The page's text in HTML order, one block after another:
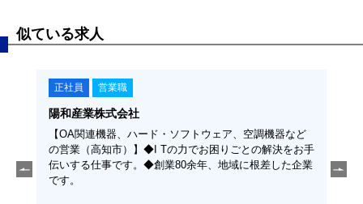
似ている求人
正社員 営業職
陽和産業株式会社
【OA関連機器、ハード・ソフトウェア、空調機器など
の営業（高知市）】◆I Tの力でお困りごとの解決をお手
伝いする仕事です。◆創業80余年、地域に根差した企業
です。
迎！